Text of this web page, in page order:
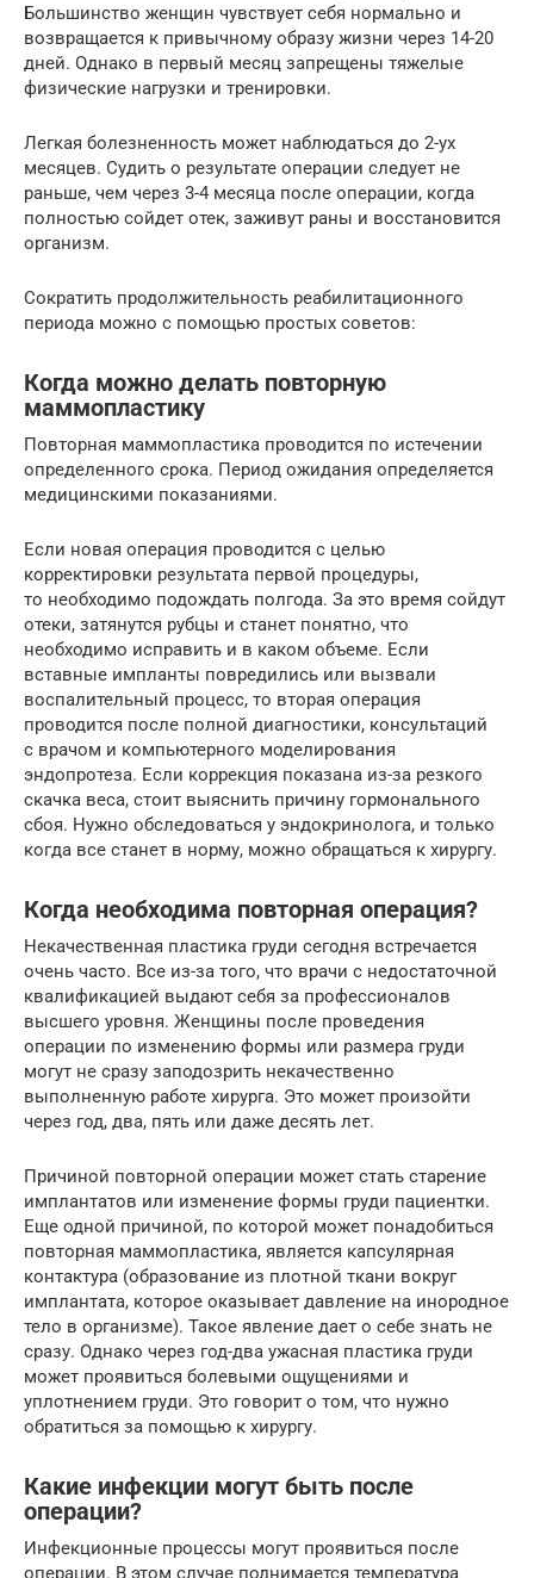
Большинство женщин чувствует себя нормально и
возвращается к привычному образу жизни через 14-20
дней. Однако в первый месяц запрещены тяжелые
физические нагрузки и тренировки.
Легкая болезненность может наблюдаться до 2-ух
месяцев. Судить о результате операции следует не
раньше, чем через 3-4 месяца после операции, когда
полностью сойдет отек, заживут раны и восстановится
организм.
Сократить продолжительность реабилитационного
периода можно с помощью простых советов:
Когда можно делать повторную
маммопластику
Повторная маммопластика проводится по истечении
определенного срока. Период ожидания определяется
медицинскими показаниями.
Если новая операция проводится с целью
корректировки результата первой процедуры,
то необходимо подождать полгода. За это время сойдут
отеки, затянутся рубцы и станет понятно, что
необходимо исправить и в каком объеме. Если
вставные импланты повредились или вызвали
воспалительный процесс, то вторая операция
проводится после полной диагностики, консультаций
с врачом и компьютерного моделирования
эндопротеза. Если коррекция показана из-за резкого
скачка веса, стоит выяснить причину гормонального
сбоя. Нужно обследоваться у эндокринолога, и только
когда все станет в норму, можно обращаться к хирургу.
Когда необходима повторная операция?
Некачественная пластика груди сегодня встречается
очень часто. Все из-за того, что врачи с недостаточной
квалификацией выдают себя за профессионалов
высшего уровня. Женщины после проведения
операции по изменению формы или размера груди
могут не сразу заподозрить некачественно
выполненную работе хирурга. Это может произойти
через год, два, пять или даже десять лет.
Причиной повторной операции может стать старение
имплантатов или изменение формы груди пациентки.
Еще одной причиной, по которой может понадобиться
повторная маммопластика, является капсулярная
контактура (образование из плотной ткани вокруг
имплантата, которое оказывает давление на инородное
тело в организме). Такое явление дает о себе знать не
сразу. Однако через год-два ужасная пластика груди
может проявиться болевыми ощущениями и
уплотнением груди. Это говорит о том, что нужно
обратиться за помощью к хирургу.
Какие инфекции могут быть после
операции?
Инфекционные процессы могут проявиться после
операции. В этом случае поднимается температура